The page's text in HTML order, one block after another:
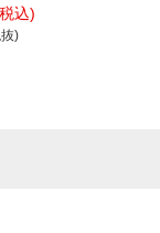
9033RSU4
込)
)